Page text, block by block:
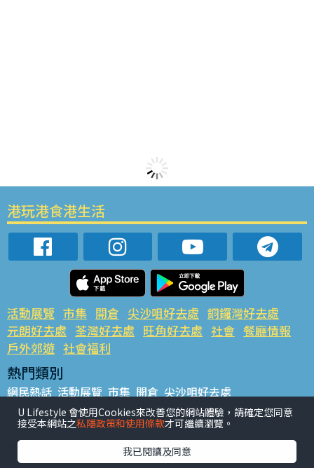
港玩港食港生活
活動展覽 市集 開倉 尖沙咀好去處 銅鑼灣好去處
元朗好去處 荃灣好去處 旺角好去處 社會 餐廳情報
戶外郊遊 社會福利
熱門類別
網民熱話 活動展覽 市集 開倉 尖沙咀好去處
銅鑼灣好去處 元朗好去處 荃灣好去處 旺角好去處 社會
餐廳情報 戶外郊遊
熱門標籤
U Lifestyle 會使用Cookies來改善您的網站體驗，請確定您同意
接受本網站之私隱政策和使用條款才可繼續瀏覽。
我已閱讀及同意